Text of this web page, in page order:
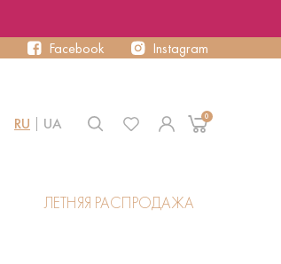
Facebook Instagram
RU UA 0
ЛЕТНЯЯ РАСПРОДАЖА